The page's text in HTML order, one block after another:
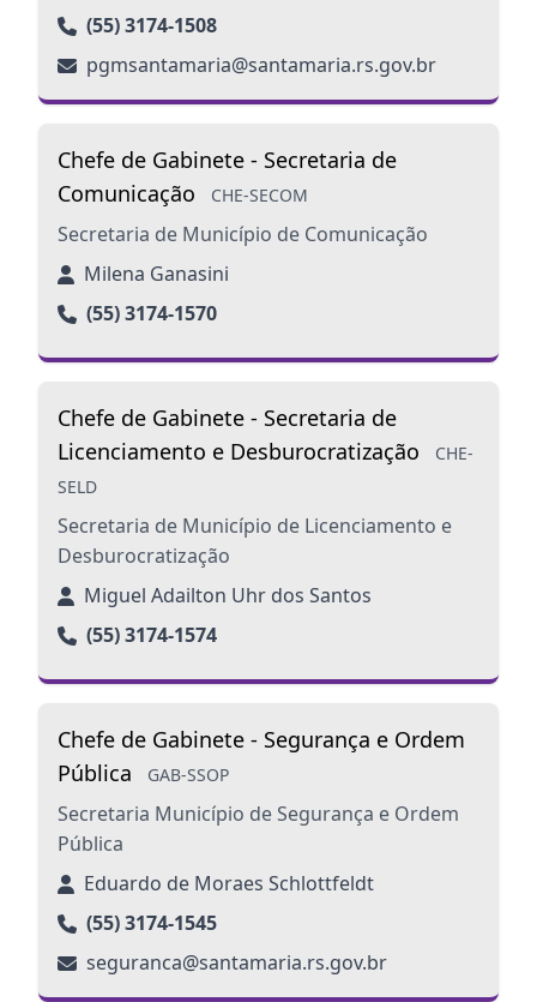
(55) 3174-1508
pgmsantamaria@santamaria.rs.gov.br
Chefe de Gabinete - Secretaria de
Comunicação
CHE-SECOM
Secretaria de Município de Comunicação
Milena Ganasini
(55) 3174-1570
Chefe de Gabinete - Secretaria de
Licenciamento e Desburocratização
CHE-
SELD
Secretaria de Município de Licenciamento e
Desburocratização
Miguel Adailton Uhr dos Santos
(55) 3174-1574
Chefe de Gabinete - Segurança e Ordem
Pública
GAB-SSOP
Secretaria Município de Segurança e Ordem
Pública
Eduardo de Moraes Schlottfeldt
(55) 3174-1545
seguranca@santamaria.rs.gov.br